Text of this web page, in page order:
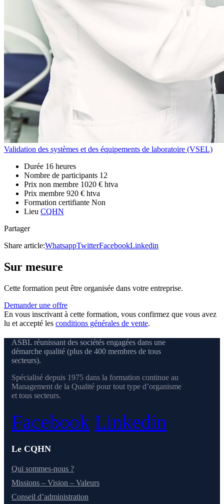
Validation des systèmes et des équipements de laboratoire (VSEL)
Durée 16 heures
Nombre de participants 12
Prix non membre 1020 € htva
Prix membre 920 € htva
Formation certifiante Non
Lieu CQHN
Partager
Share article:WhatsappTwitterFacebookLinkedin
Sur mesure
Cette formation peut être organisée dans votre entreprise.
Demander une offre
En vous inscrivant à cette formation, vous confirmez que vous avez
lu et accepté les conditions générales de vente.
ASBL réunissant des sociétés engagées dans une
démarche qualité (plus de 400 membres de tous
secteurs).
Spécialisé depuis 1975 dans la formation continue au
Management de la Qualité pour tout type d’organisme
et tous secteurs.
Facebook Linkedin
Le CQHN
Qui sommes-nous ?
Missions – Vision – Valeurs
Conseil d’administration